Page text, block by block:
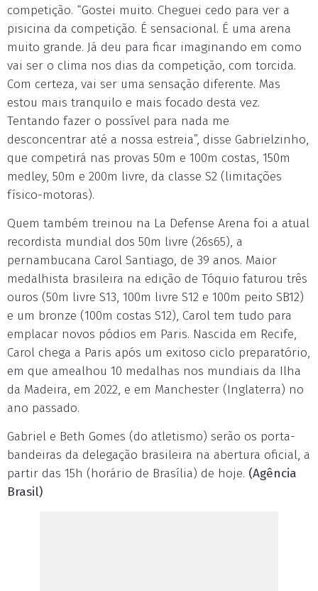
competição. “Gostei muito. Cheguei cedo para ver a
pisicina da competição. É sensacional. É uma arena
muito grande. Já deu para ficar imaginando em como
vai ser o clima nos dias da competição, com torcida.
Com certeza, vai ser uma sensação diferente. Mas
estou mais tranquilo e mais focado desta vez.
Tentando fazer o possível para nada me
desconcentrar até a nossa estreia”, disse Gabrielzinho,
que competirá nas provas 50m e 100m costas, 150m
medley, 50m e 200m livre, da classe S2 (limitações
físico-motoras).
Quem também treinou na La Defense Arena foi a atual
recordista mundial dos 50m livre (26s65), a
pernambucana Carol Santiago, de 39 anos. Maior
medalhista brasileira na edição de Tóquio faturou três
ouros (50m livre S13, 100m livre S12 e 100m peito SB12)
e um bronze (100m costas S12), Carol tem tudo para
emplacar novos pódios em Paris. Nascida em Recife,
Carol chega a Paris após um exitoso ciclo preparatório,
em que amealhou 10 medalhas nos mundiais da Ilha
da Madeira, em 2022, e em Manchester (Inglaterra) no
ano passado.
Gabriel e Beth Gomes (do atletismo) serão os porta-
bandeiras da delegação brasileira na abertura oficial, a
partir das 15h (horário de Brasília) de hoje. (Agência
Brasil)